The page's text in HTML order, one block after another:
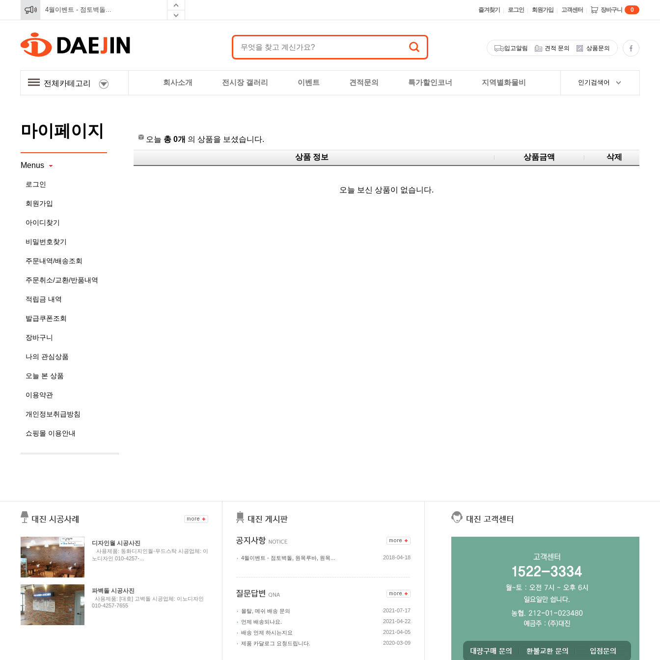
4월이벤트 - 점토벽돌... 즐겨찾기 로그인 회원가입 고객센터 장바구니 0
입고알림 견적 문의 상품문의
전체카테고리 회사소개 전시장 갤러리 이벤트 견적문의 특가할인코너 지역별화물비 인기검색어
마이페이지
Menus
로그인
회원가입
아이디찾기
비밀번호찾기
주문내역/배송조회
주문취소/교환/반품내역
적립금 내역
발급쿠폰조회
장바구니
나의 관심상품
오늘 본 상품
이용약관
개인정보취급방침
쇼핑몰 이용안내
오늘 총 0개 의 상품을 보셨습니다.
상품 정보 상품금액 삭제
오늘 보신 상품이 없습니다.
디자인월 시공사진
사용제품: 동화디지인월-우드스탁 시공업체: 이
노디자인 010-4257-...
파벽돌 시공사진
사용제품: [대호] 고벽돌 시공업체: 이노디자인
010-4257-7655
4월이벤트 - 점토벽돌, 원목루바, 원목... 2018-04-18
몰탈, 메쉬 배송 문의
2021-07-17
언제 배송되나요.
2021-04-22
배송 언제 하시는지요
2021-04-05
제품 카달로그 요청드립니다.
2020-03-09